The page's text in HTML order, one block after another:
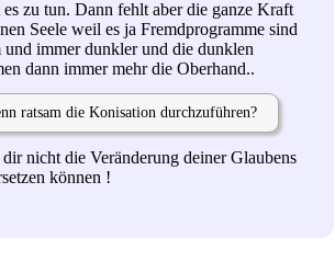
zu tun. Dann fehlt aber die ganze Kraft
Seele weil es ja Fremdprogramme sind
und immer dunkler und die dunklen
dann immer mehr die Oberhand..
ratsam die Konisation durchzuführen?
nicht die Veränderung deiner Glaubens
können !